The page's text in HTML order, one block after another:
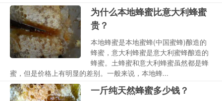
为什么本地蜂蜜比意大利蜂蜜
贵？
本地蜂蜜是本地蜜蜂(中国蜜蜂)酿造的
蜂蜜，意大利蜂蜜是意大利蜜蜂酿造的
蜂蜜。土蜂蜜和意大利蜂蜜虽然都是蜂
蜜，但是价格上有明显的差别。一般来说，本地蜂...
一斤纯天然蜂蜜多少钱？